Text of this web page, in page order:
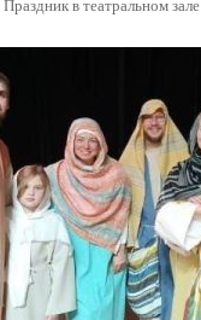
Праздник в театральном зале